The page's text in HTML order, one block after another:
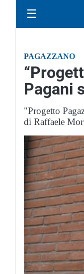
☰
PAGAZZANO
Pagani
"Progetto
di Raffaele